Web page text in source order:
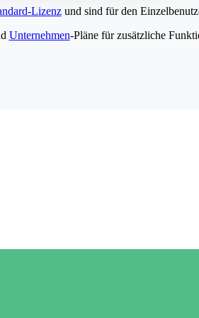
Lizenzund sind für den
Unternehmen-Pläne für zusätzliche